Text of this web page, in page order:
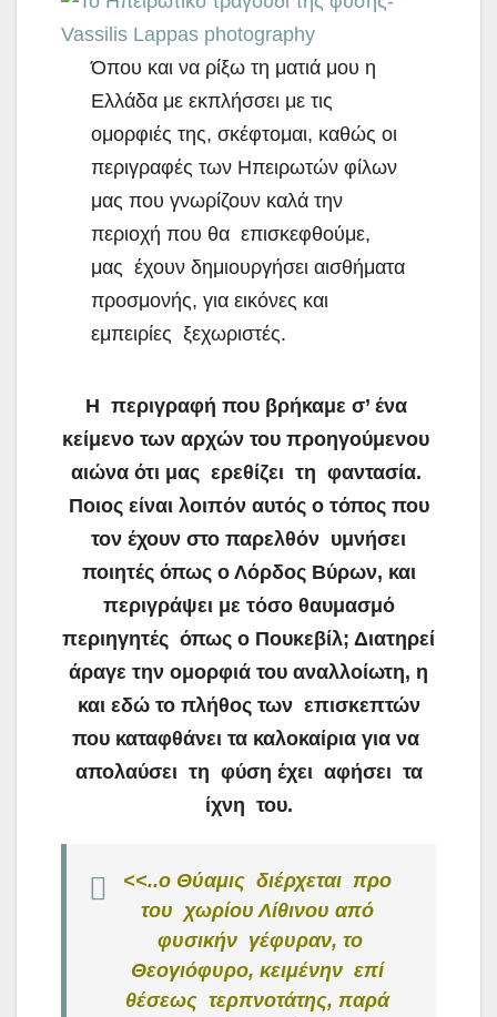
Όπου και να ρίξω τη ματιά μου η
Ελλάδα με εκπλήσσει με τις
ομορφιές της, σκέφτομαι, καθώς οι
περιγραφές των Ηπειρωτών φίλων
μας που γνωρίζουν καλά την
περιοχή που θα επισκεφθούμε,
μας έχουν δημιουργήσει αισθήματα
προσμονής, για εικόνες και
εμπειρίες ξεχωριστές.
Η περιγραφή που βρήκαμε σ’ ένα
κείμενο των αρχών του προηγούμενου
αιώνα ότι μας ερεθίζει τη φαντασία.
Ποιος είναι λοιπόν αυτός ο τόπος που
τον έχουν στο παρελθόν υμνήσει
ποιητές όπως ο Λόρδος Βύρων, και
περιγράψει με τόσο θαυμασμό
περιηγητές όπως ο Πουκεβίλ; Διατηρεί
άραγε την ομορφιά του αναλλοίωτη, η
και εδώ το πλήθος των επισκεπτών
που καταφθάνει τα καλοκαίρια για να
απολαύσει τη φύση έχει αφήσει τα
ίχνη του.
<<..ο Θύαμις διέρχεται προ
του χωρίου Λίθινου από
φυσικήν γέφυραν, το
Θεογιόφυρο, κειμένην επί
θέσεως τερπνοτάτης, παρά